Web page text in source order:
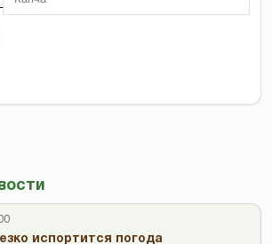
испортится погода